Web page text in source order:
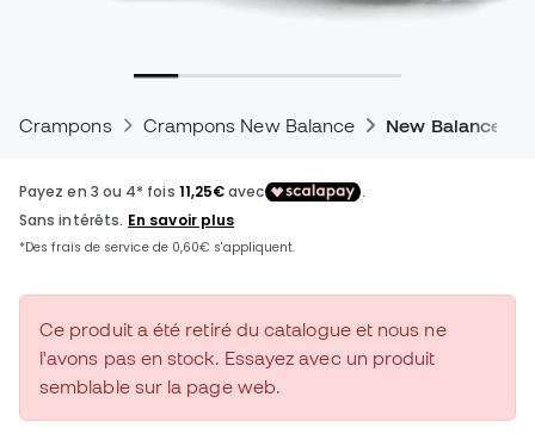
Crampons Crampons New Balance New Balance
Ce produit a été retiré du catalogue et nous ne
l'avons pas en stock. Essayez avec un produit
semblable sur la page web.